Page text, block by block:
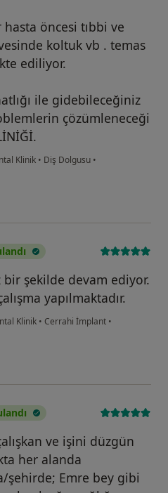
öncesi tıbbi ve
koltuk vb . temas
ediliyor.
ile gidebileceğiniz
çözümleneceği
Klinik • Diş Dolgusu •
şekilde devam ediyor.
yapılmaktadır.
Klinik • Cerrahi İmplant •
ve işini düzgün
her alanda
şehirde; Emre bey gibi